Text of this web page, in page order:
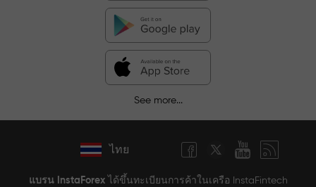
See more...
ไทย
แบรน InstaForexได้ขึ้นทะเบียนการค้าในเครือ InstaFintech